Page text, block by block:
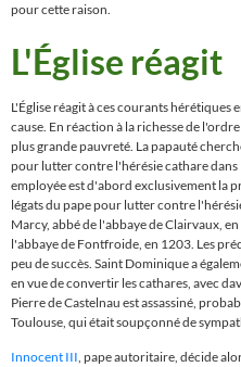
pour cette raison.
L'Église réagit
L'Église réagit à ces courants hérétiques
cause. En réaction à la richesse de
plus grande pauvreté. La papauté
pour lutter contre l'hérésie cathare dans
employée est d'abord exclusivement la
légats du pape pour lutter contre
Marcy, abbé de l'abbaye de Clairvaux,
l'abbaye de Fontfroide, en 1203. Les
peu de succès. Saint Dominique a
en vue de convertir les cathares, avec
Pierre de Castelnau est assassiné,
Toulouse, qui était soupçonné de
Innocent III, pape autoritaire, décide